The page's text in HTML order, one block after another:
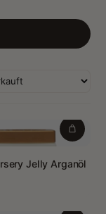
Jelly Arganöl